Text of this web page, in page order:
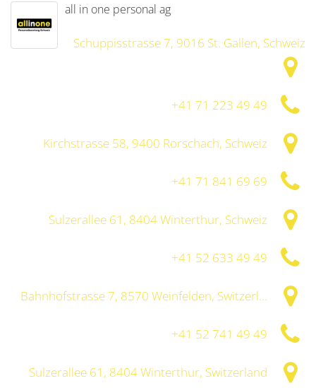
all in one personal ag
Schuppisstrasse 7, 9016 St. Gallen, Schweiz
+41 71 223 49 49
Kirchstrasse 58, 9400 Rorschach, Schweiz
+41 71 841 69 69
Sulzerallee 61, 8404 Winterthur, Schweiz
+41 52 633 49 49
Bahnhofstrasse 7, 8570 Weinfelden, Switzerland
+41 52 741 49 49
Sulzerallee 61, 8404 Winterthur, Switzerland